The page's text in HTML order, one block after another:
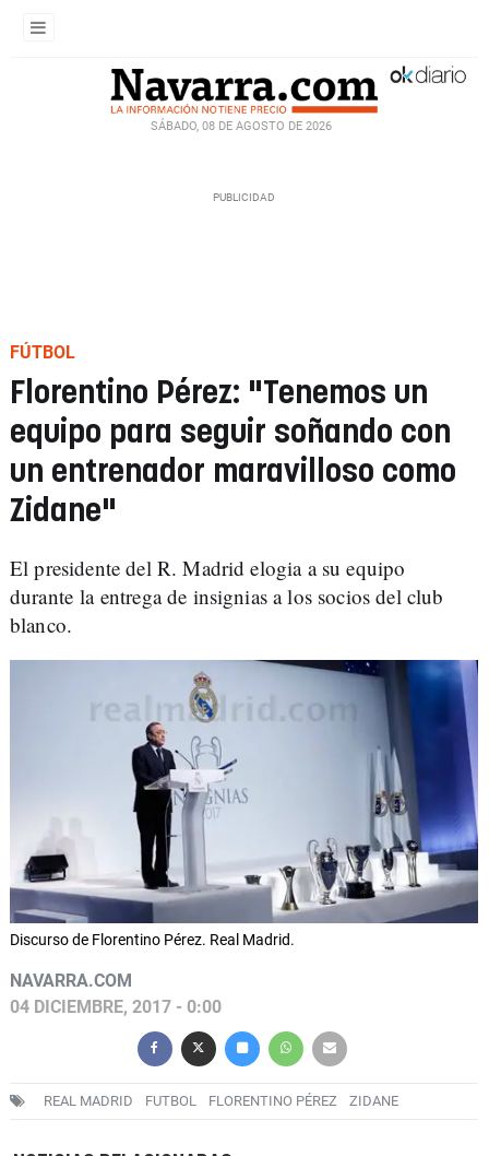
SÁBADO, 08 DE AGOSTO DE 2026
FÚTBOL
Florentino Pérez: "Tenemos un
equipo para seguir soñando con
un entrenador maravilloso como
Zidane"
El presidente del R. Madrid elogia a su equipo
durante la entrega de insignias a los socios del club
blanco.
Discurso de Florentino Pérez. Real Madrid.
NAVARRA.COM
04 DICIEMBRE, 2017 - 0:00
REAL MADRID FUTBOL FLORENTINO PÉREZ ZIDANE